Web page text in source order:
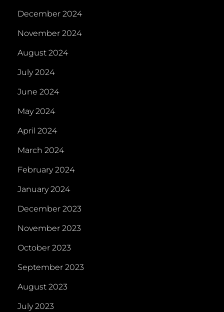
December 2024
November 2024
August 2024
July 2024
June 2024
May 2024
April 2024
March 2024
February 2024
January 2024
December 2023
November 2023
October 2023
September 2023
August 2023
July 2023